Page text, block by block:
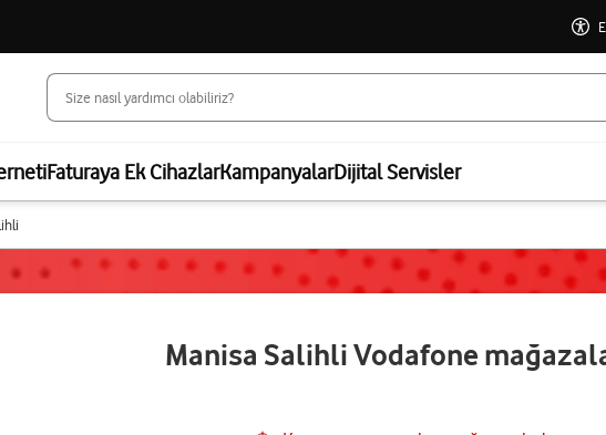
Faturaya Ek CihazlarKampanyalarDijital Servisler
Manisa Salihli Vodafone